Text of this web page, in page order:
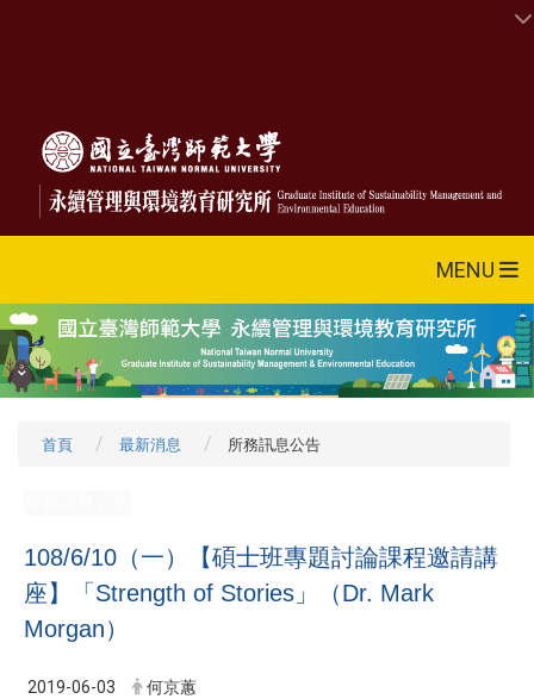
MENU
首頁 最新消息 所務訊息公告
108/6/10（一）【碩士班專題討論課程邀請講
座】「Strength of Stories」（Dr. Mark
Morgan）
2019-06-03 何京蕙